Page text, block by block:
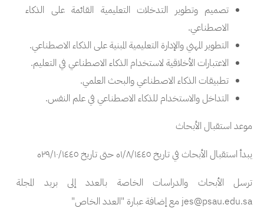
تصميم وتطوير التدخلات التعليمية القائمة على الذكاء
الاصطناعي.
التطوير المهني والإدارة التعليمية المبنية على الذكاء الاصطناعي.
الاعتبارات الأخلاقية لاستخدام الذكاء الاصطناعي في التعليم.
تطبيقات الذكاء الاصطناعي والبحث العلمي.
التداخل والاستخدام للذكاء الاصطناعي في علم النفس.
موعد استقبال الأبحاث
يبدأ استقبال الأبحاث في تاريخ ١/٨/١٤٤٥ه حتى تاريخ ٢٩/١٠/١٤٤٥ه
ترسل الأبحاث والدراسات الخاصة بالعدد إلى بريد المجلة
jes@psau.edu.sa مع إضافة عبارة "العدد الخاص"